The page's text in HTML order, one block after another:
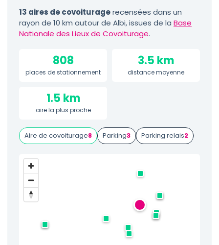
13 aires de covoituragerecensées dans un
rayon de 10 km autour de Albi, issues de la Base
Nationale des Lieux de Covoiturage.
808
places de stationnement
3.5 km
distance moyenne
1.5 km
aire la plus proche
Aire de covoiturage8 Parking3 Parking relais2